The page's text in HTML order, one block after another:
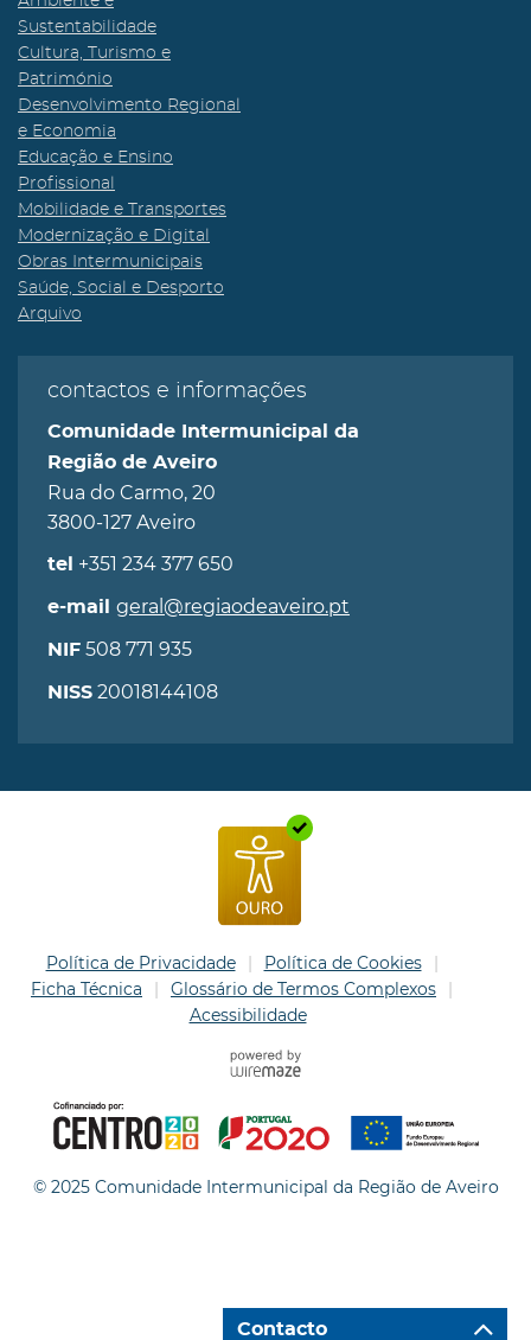
Sustentabilidade
Cultura, Turismo e
Património
Desenvolvimento Regional
e Economia
Educação e Ensino
Profissional
Mobilidade e Transportes
Modernização e Digital
Obras Intermunicipais
Saúde, Social e Desporto
Arquivo
contactos e informações
Comunidade Intermunicipal da
Região de Aveiro
Rua do Carmo, 20
3800-127 Aveiro
tel +351 234 377 650
e-mail geral@regiaodeaveiro.pt
NIF 508 771 935
NISS 20018144108
Política de Privacidade
Política de Cookies
Ficha Técnica
Glossário de Termos Complexos
Acessibilidade
© 2025 Comunidade Intermunicipal da Região de Aveiro
Contacto